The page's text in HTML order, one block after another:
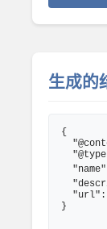
生成的
{
}